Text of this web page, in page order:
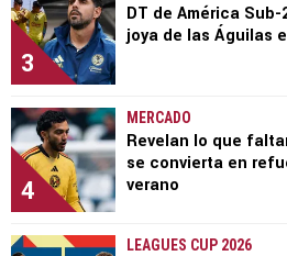
3
DT de América
joya de las Águilas
4
MERCADO
Revelan lo que
se convierta en
verano
LEAGUES CUP 2026